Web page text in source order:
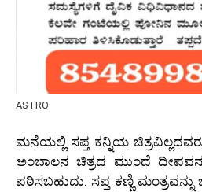
ASTRO
ಮನೆಯಲ್ಲಿ ಸಪ್ತ ಕನ್ನಿಯ
ಅಂಬಾಲನ ಚಿತ್ರದ ಮುಂದೆ
ಪಠಿಸಬಹುದು. ಸಪ್ತ ಕಣ್ಣಿ